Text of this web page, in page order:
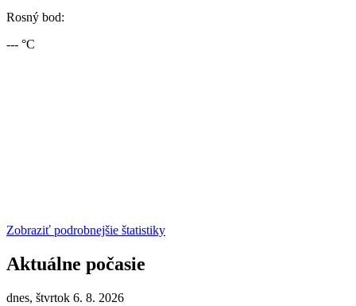
Rosný bod:
--- °C
Zobraziť podrobnejšie štatistiky
Aktuálne počasie
dnes, štvrtok 6. 8. 2026